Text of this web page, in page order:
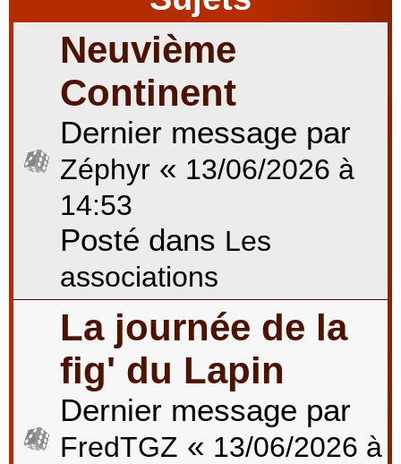
Neuvième
Continent
Dernier message par
Zéphyr « 13/06/2026 à
14:53
Posté dans Les
associations
La journée de la
fig' du Lapin
Dernier message par
FredTGZ « 13/06/2026 à